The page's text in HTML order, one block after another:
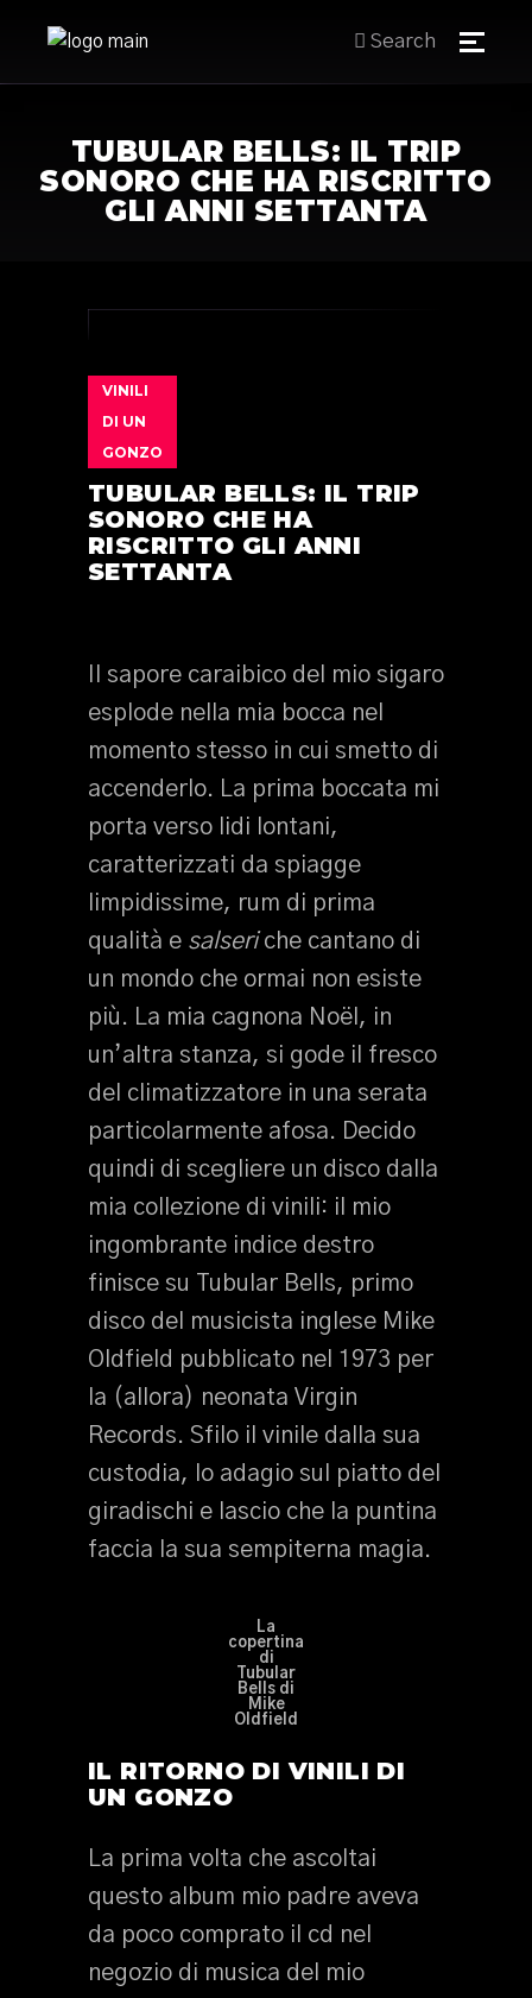
Search
TUBULAR BELLS: IL TRIP
SONORO CHE HA RISCRITTO
GLI ANNI SETTANTA
VINILI
DI UN
GONZO
TUBULAR BELLS: IL TRIP
SONORO CHE HA
RISCRITTO GLI ANNI
SETTANTA
Il sapore caraibico del mio sigaro
esplode nella mia bocca nel
momento stesso in cui smetto di
accenderlo. La prima boccata mi
porta verso lidi lontani,
caratterizzati da spiagge
limpidissime, rum di prima
qualità e salseri che cantano di
un mondo che ormai non esiste
più. La mia cagnona Noël, in
un’altra stanza, si gode il fresco
del climatizzatore in una serata
particolarmente afosa. Decido
quindi di scegliere un disco dalla
mia collezione di vinili: il mio
ingombrante indice destro
finisce su Tubular Bells, primo
disco del musicista inglese Mike
Oldfield pubblicato nel 1973 per
la (allora) neonata Virgin
Records. Sfilo il vinile dalla sua
custodia, lo adagio sul piatto del
giradischi e lascio che la puntina
faccia la sua sempiterna magia.
La
copertina
di
Tubular
Bells di
Mike
Oldfield
IL RITORNO DI VINILI DI
UN GONZO
La prima volta che ascoltai
questo album mio padre aveva
da poco comprato il cd nel
negozio di musica del mio